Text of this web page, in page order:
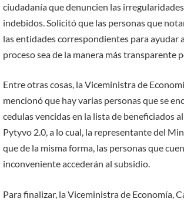
ciudadanía que denuncien las
indebidos. Solicitó que las personas que
las entidades correspondientes para ayudar
proceso sea de la manera más transparente
Entre otras cosas, la Viceministra de
mencionó que hay varias personas que se
cedulas vencidas en la lista de beneficiados
Pytyvo 2.0, a lo cual, la representante del
que de la misma forma, las personas que
inconveniente accederán al subsidio.
Para finalizar, la Viceministra de Economía,